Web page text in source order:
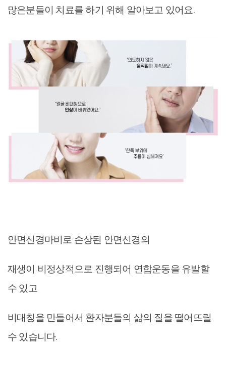
많은분들이 치료를 하기 위해 알아보고 있어요.
안면신경마비로 손상된 안면신경의
재생이 비정상적으로 진행되어 연합운동을 유발할
수 있고
비대칭을 만들어서 환자분들의 삶의 질을 떨어뜨릴
수 있습니다.